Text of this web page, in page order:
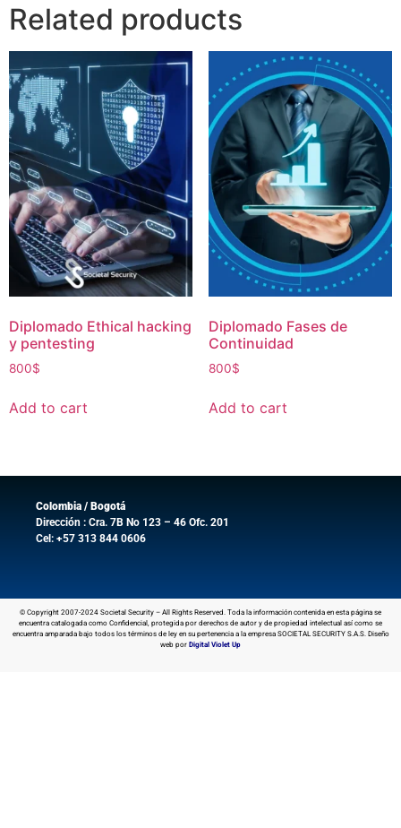
Related products
Diplomado Ethical hacking
y pentesting
800$
Add to cart
Diplomado Fases de
Continuidad
800$
Add to cart
Colombia / Bogotá
Dirección : Cra. 7B No 123 – 46 Ofc. 201
Cel: +57 313 844 0606
© Copyright 2007-2024 Societal Security – All Rights Reserved. Toda la información contenida en esta página se
encuentra catalogada como Confidencial, protegida por derechos de autor y de propiedad intelectual así como se
encuentra amparada bajo todos los términos de ley en su pertenencia a la empresa SOCIETAL SECURITY S.A.S. Diseño
web por Digital Violet Up